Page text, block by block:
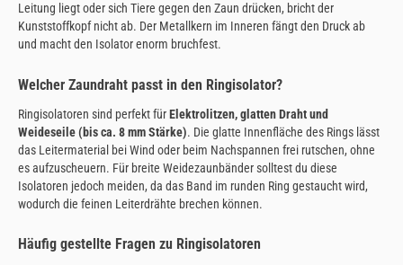
Leitung liegt oder sich Tiere gegen den Zaun drücken, bricht der
Kunststoffkopf nicht ab. Der Metallkern im Inneren fängt den Druck ab
und macht den Isolator enorm bruchfest.
Welcher Zaundraht passt in den Ringisolator?
Ringisolatoren sind perfekt fürElektrolitzen, glatten Draht und
Weideseile (bis ca. 8 mm Stärke). Die glatte Innenfläche des Rings lässt
das Leitermaterial bei Wind oder beim Nachspannen frei rutschen, ohne
es aufzuscheuern. Für breite Weidezaunbänder solltest du diese
Isolatoren jedoch meiden, da das Band im runden Ring gestaucht wird,
wodurch die feinen Leiterdrähte brechen können.
Häufig gestellte Fragen zu Ringisolatoren